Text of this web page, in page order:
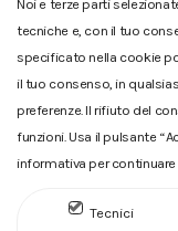
Glossario|
ACQUEDOTTO DEL
fiscale
Noi e terze parti
tecniche e, con il tuo
specificato nella cookie
il tuo consenso, in
preferenze. Il rifiuto del
funzioni. Usa il pulsante
informativa per
Tecnici